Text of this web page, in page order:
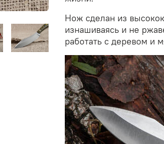
Нож сделан из
изнашиваясь и не
работать с деревом и